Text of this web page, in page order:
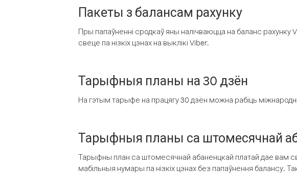
Пакеты з балансам рахунку
Пры папаўненні сродкаў яны налічваюцца на баланс
свеце па нізкіх цэнах на выклікі Viber.
Тарыфныя планы на 30 дзён
На гэтым тарыфе на працягу 30 дзён можна рабіць
Тарыфныя планы са штомесячнай
Тарыфны план са штомесячнай абаненцкай платай дае вам
мабільныя нумары па нізкіх цэнах без папаўнення балансу.